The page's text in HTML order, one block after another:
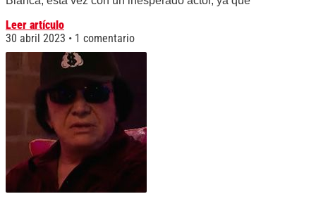
Leer artículo
30 abril 2023
1 comentario